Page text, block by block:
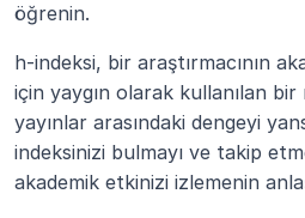
öğrenin.
h-indeksi, bir araştırmacının
için yaygın olarak kullanılan
yayınlar arasındaki dengeyi
indeksinizi bulmayı ve takip
akademik etkinizi izlemenin